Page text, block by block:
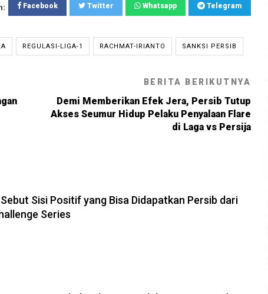
Facebook Twitter Whatsapp Telegram
REGULASI-LIGA-1 RACHMAT-IRIANTO SANKSI PERSIB
BERITA BERIKUTNYA
Demi Memberikan Efek Jera, Persib Tutup
Akses Seumur Hidup Pelaku Penyalaan Flare
di Laga vs Persija
Sisi Positif yang Bisa Didapatkan Persib dari
Series